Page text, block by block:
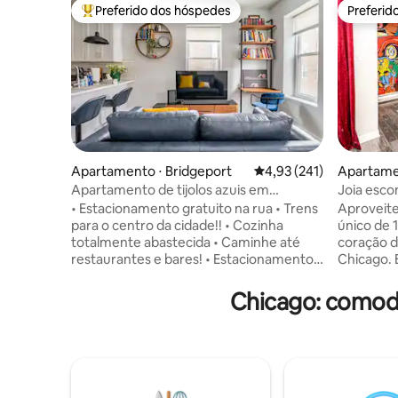
Entre os melhores preferidos dos hóspedes
Preferido dos hóspedes
Apartamento ⋅ Bridgeport 4,93 de uma avaliação
4,93 (241)
Apartamento de tijolos azuis em
Bridgeport - Estacionamento gratuito
• Estacionamento gratuito na rua • Trens
para o centro da cidade!! • Cozinha
totalmente abastecida • Caminhe até
restaurantes e bares! • Estacionamento
de monitoramento de ruído • Pontuação
de caminhada 93! Pontuação de bicicleta
• 28min (trânsito/trem) | 22min(bicicleta)
Joia
único de
coração
Chicago.
mão,
bem-
Chicago: